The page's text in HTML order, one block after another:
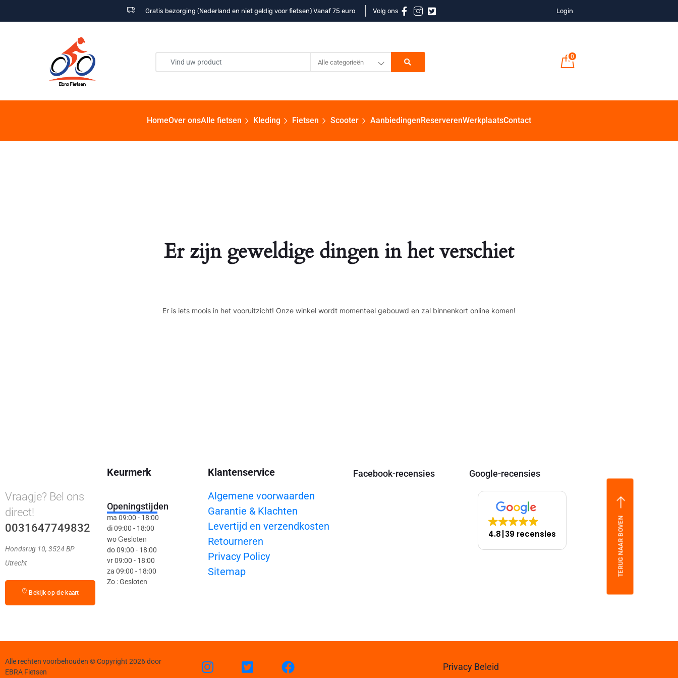
Gratis bezorging (Nederland en niet geldig voor fietsen) Vanaf 75 euro Volg ons Login
Alle categorieën
0
HomeOver onsAlle fietsen Kleding Fietsen Scooter AanbiedingenReserverenWerkplaatsContact
Er zijn geweldige dingen in het verschiet
Er is iets moois in het vooruitzicht! Onze winkel wordt momenteel gebouwd en zal binnenkort online komen!
Vraagje? Bel ons
direct!
0031647749832
Hondsrug 10, 3524 BP
Utrecht
Bekijk op de kaart
Keurmerk
Openingstijden
ma 09:00 - 18:00
di 09:00 - 18:00
woGesloten
do 09:00 - 18:00
vr 09:00 - 18:00
za 09:00 - 18:00
Zo : Gesloten
Klantenservice
Algemene voorwaarden
Garantie & Klachten
Levertijd en verzendkosten
Retourneren
Privacy Policy
Sitemap
Facebook-recensies Google-recensies
4.8 39 recensies TERUG NAAR BOVEN
Alle rechten voorbehouden © Copyright 2026 door
EBRA Fietsen
Privacy Beleid